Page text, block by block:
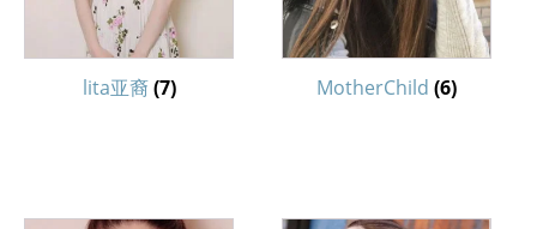
lita亚裔(7) MotherChild(6)